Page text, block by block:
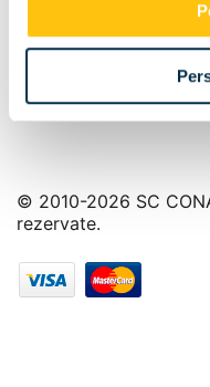
© 2010-2026 SC
rezervate.